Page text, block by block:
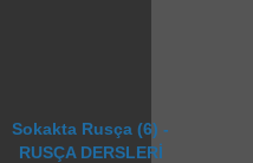
Sokakta Rusça (6) -
RUSÇA DERSLERİ